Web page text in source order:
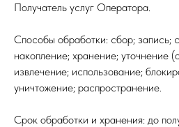
Получатель услуг Оператора.
Способы обработки: сбор; запись;
накопление; хранение; уточнение
извлечение; использование;
уничтожение; распространение.
Срок обработки и хранения: до